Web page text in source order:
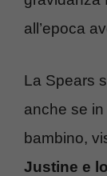
all’epoca
La Spears
anche se
bambino,
Justine e